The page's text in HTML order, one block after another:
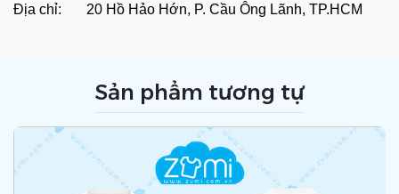
Địa chỉ: 20 Hồ Hảo Hớn, P. Cầu Ông Lãnh, TP.HCM
Sản phẩm tương tự